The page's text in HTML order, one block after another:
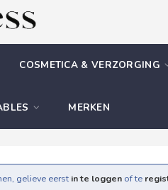
COSMETICA & VERZORGING
MERKEN
gelieve eerst in te loggen of te